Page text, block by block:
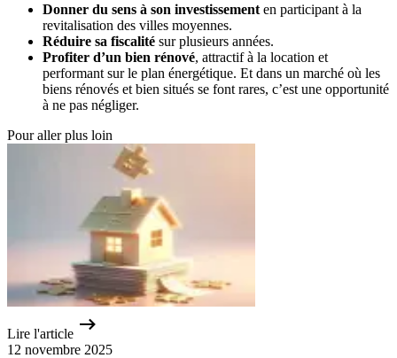
Donner du sens à son investissement en participant à la
revitalisation des villes moyennes.
Réduire sa fiscalité sur plusieurs années.
Profiter d’un bien rénové, attractif à la location et
performant sur le plan énergétique. Et dans un marché où les
biens rénovés et bien situés se font rares, c’est une opportunité
à ne pas négliger.
Pour aller plus loin
Lire l'article
12 novembre 2025